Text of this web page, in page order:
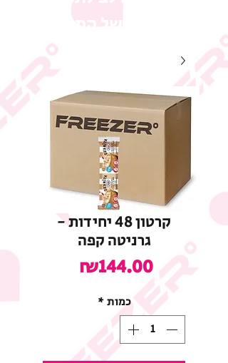
המבצע של המוצר
קרטון 48 יחידות -
גרניטה קפה
₪144.00
כמות *